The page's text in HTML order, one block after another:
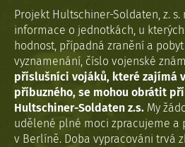
Projekt Hultschiner-Soldaten, z.
informace o jednotkách, u
hodnost, případná zranění a
vyznamenání, číslo vojenské
příslušníci vojáků, které zajímá
příbuzného, se mohou obrátit
Hultschiner-Soldaten z.s. My
udělené plné moci zpracujeme a
v Berlíně. Doba vypracováni trvá